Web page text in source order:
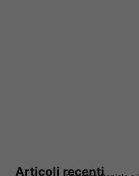
Articoli recenti